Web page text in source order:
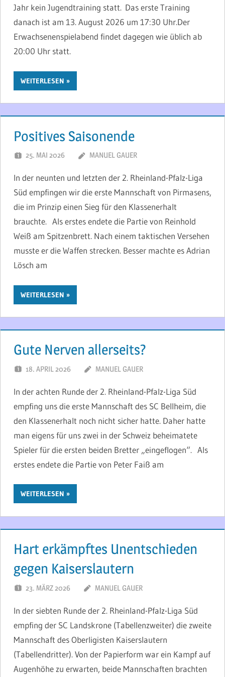
Jahr kein Jugendtraining statt. Das erste Training
danach ist am 13. August 2026 um 17:30 Uhr.Der
Erwachsenenspielabend findet dagegen wie üblich ab
20:00 Uhr statt.
WEITERLESEN
Positives Saisonende
25. MAI 2026 MANUEL GAUER
In der neunten und letzten der 2. Rheinland-Pfalz-Liga
Süd empfingen wir die erste Mannschaft von Pirmasens,
die im Prinzip einen Sieg für den Klassenerhalt
brauchte. Als erstes endete die Partie von Reinhold
Weiß am Spitzenbrett. Nach einem taktischen Versehen
musste er die Waffen strecken. Besser machte es Adrian
Lösch am
WEITERLESEN
Gute Nerven allerseits?
18. APRIL 2026 MANUEL GAUER
In der achten Runde der 2. Rheinland-Pfalz-Liga Süd
empfing uns die erste Mannschaft des SC Bellheim, die
den Klassenerhalt noch nicht sicher hatte. Daher hatte
man eigens für uns zwei in der Schweiz beheimatete
Spieler für die ersten beiden Bretter „eingeflogen“. Als
erstes endete die Partie von Peter Faiß am
WEITERLESEN
Hart erkämpftes Unentschieden
gegen Kaiserslautern
23. MÄRZ 2026 MANUEL GAUER
In der siebten Runde der 2. Rheinland-Pfalz-Liga Süd
empfing der SC Landskrone (Tabellenzweiter) die zweite
Mannschaft des Oberligisten Kaiserslautern
(Tabellendritter). Von der Papierform war ein Kampf auf
Augenhöhe zu erwarten, beide Mannschaften brachten